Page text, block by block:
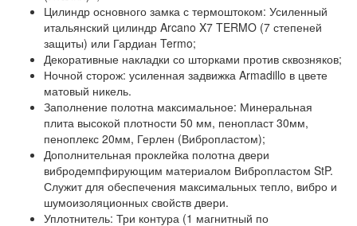
Цилиндр основного замка с термоштоком: Усиленный
итальянский цилиндр Arcano X7 TERMO (7 степеней
защиты) или Гардиан Termo;
Декоративные накладки со шторками против сквозняков;
Ночной сторож: усиленная задвижка Armadillo в цвете
матовый никель.
Заполнение полотна максимальное: Минеральная
плита высокой плотности 50 мм, пенопласт 30мм,
пеноплекс 20мм, Герлен (Вибропластом);
Дополнительная проклейка полотна двери
вибродемпфирующим материалом Вибропластом StP.
Служит для обеспечения максимальных тепло, вибро и
шумоизоляционных свойств двери.
Уплотнитель: Три контура (1 магнитный по